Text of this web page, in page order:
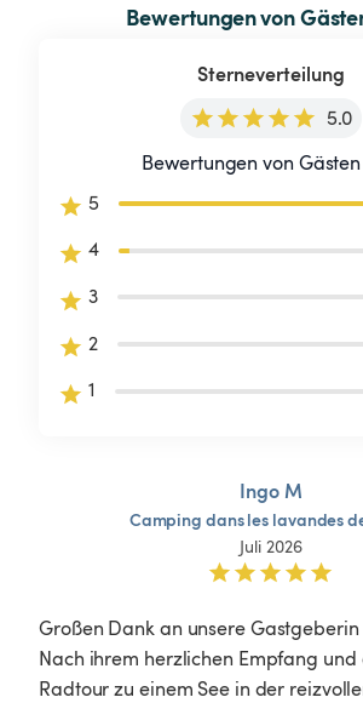
Bewertungen von
Sterneverteilung
5.0
Bewertungen von
5
4
3
2
1
Ingo M
Camping dansles lavandes
Juli 2026
Großen Dank an unsere
Nach ihrem herzlichen Empfang und
Radtour zu einem See in der